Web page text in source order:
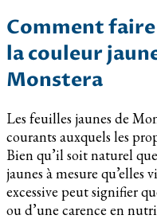
Comment faire
la couleur
Monstera
Les feuilles jaunes de
courants auxquels les
Bien qu’il soit naturel
jaunes à mesure
excessive peut signifier
ou d’une carence en